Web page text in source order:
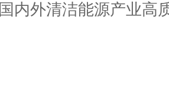
国内外清洁能源产业高